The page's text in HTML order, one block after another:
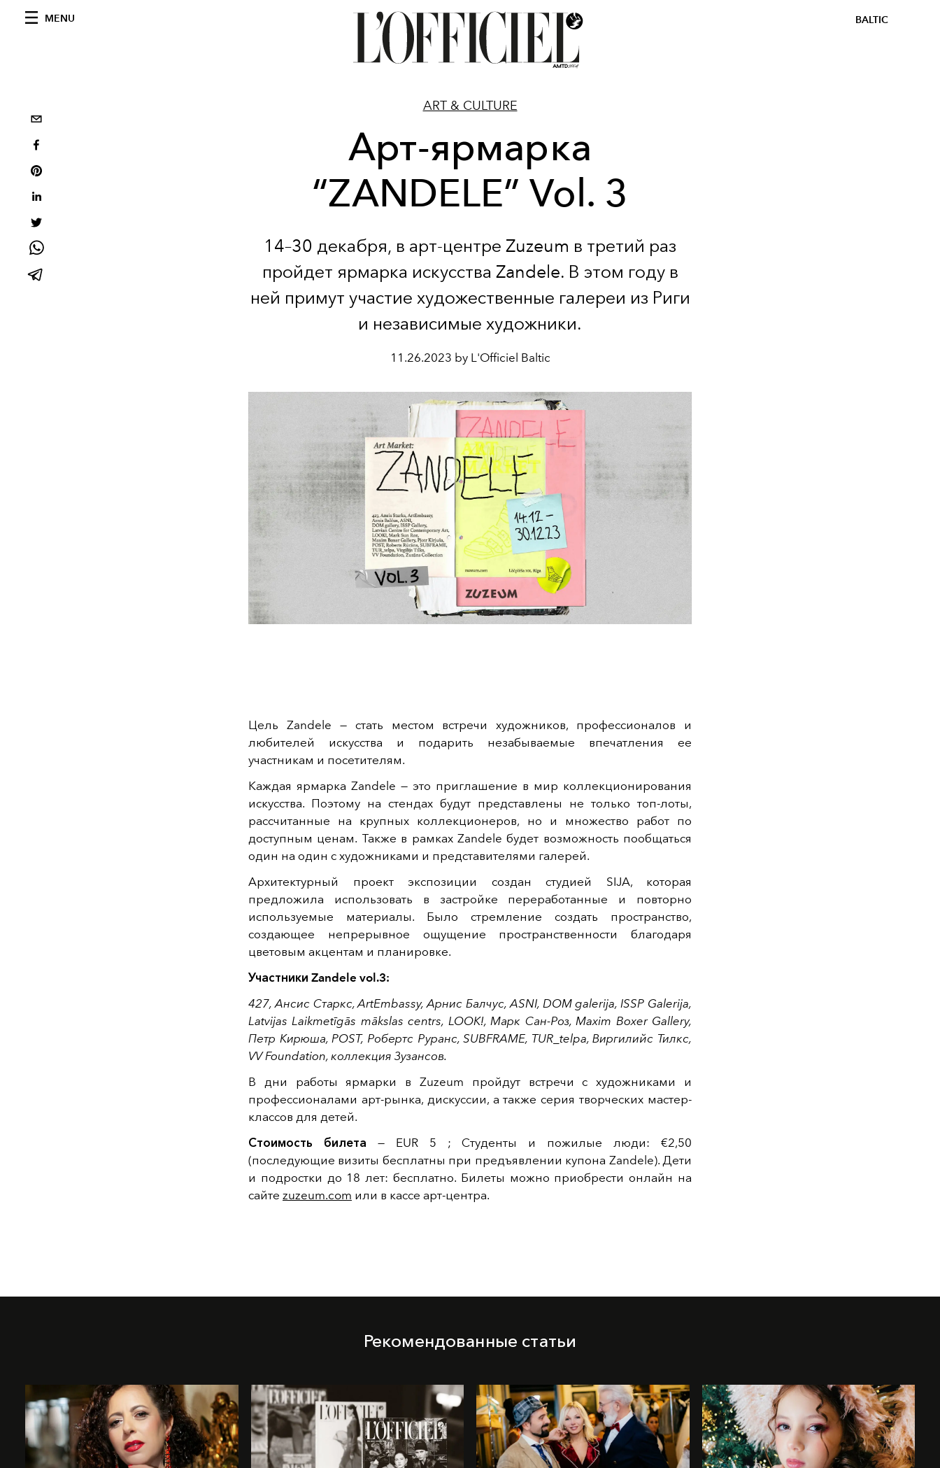
MENU BALTIC
ART & CULTURE
Арт-ярмарка
“ZANDELE” Vol. 3
14–30 декабря, в арт-центре Zuzeum в третий раз
пройдет ярмарка искусства Zandele. В этом году в
ней примут участие художественные галереи из Риги
и независимые художники.
11.26.2023 by L'Officiel Baltic
Цель Zandele — стать местом встречи художников, профессионалов и
любителей искусства и подарить незабываемые впечатления ее
участникам и посетителям.
Каждая ярмарка Zandele — это приглашение в мир коллекционирования
искусства. Поэтому на стендах будут представлены не только топ-лоты,
рассчитанные на крупных коллекционеров, но и множество работ по
доступным ценам. Также в рамках Zandele будет возможность пообщаться
один на один с художниками и представителями галерей.
Архитектурный проект экспозиции создан студией SIJA, которая
предложила использовать в застройке переработанные и повторно
используемые материалы. Было стремление создать пространство,
создающее непрерывное ощущение пространственности благодаря
цветовым акцентам и планировке.
Участники Zandele vol.3:
427, Ансис Старкс, ArtEmbassy, Арнис Балчус, ASNI, DOM galerija, ISSP Galerija,
Latvijas Laikmetīgās mākslas centrs, LOOK!, Марк Сан-Роз, Maxim Boxer Gallery,
Петр Кирюша, POST, Робертс Руранс, SUBFRAME, TUR_telpa, Виргилийс Тилкс,
VV Foundation, коллекция Зузансов.
В дни работы ярмарки в Zuzeum пройдут встречи с художниками и
профессионалами арт-рынка, дискуссии, а также серия творческих мастер-
классов для детей.
Стоимость билета — EUR 5 ; Студенты и пожилые люди: €2,50
(последующие визиты бесплатны при предъявлении купона Zandele). Дети
и подростки до 18 лет: бесплатно. Билеты можно приобрести онлайн на
сайте zuzeum.com или в кассе арт-центра.
Рекомендованные статьи